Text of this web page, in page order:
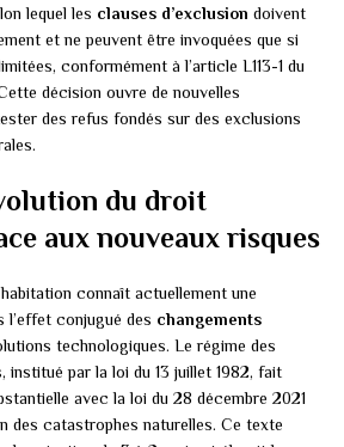
lequel les clauses d’exclusion doivent
et ne peuvent être invoquées que si
conformément à l’article L113-1 du
décision ouvre de nouvelles
des refus fondés sur des exclusions
du droit
aux nouveaux risques
connaît actuellement une
conjugué des changements
technologiques. Le régime des
institué par la loi du 13 juillet 1982, fait
avec la loi du 28 décembre 2021
des catastrophes naturelles. Ce texte